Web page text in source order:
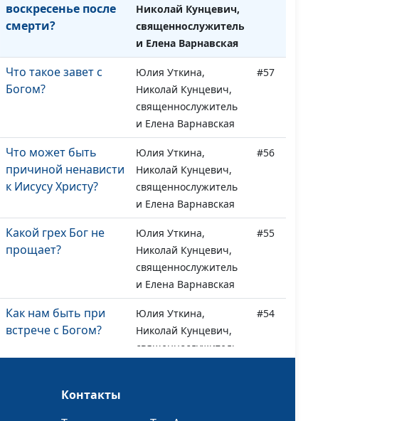
воскресенье после
смерти?
Николай Кунцевич,
священнослужитель
и Елена Варнавская
Что такое завет с
Богом?
Юлия Уткина,
Николай Кунцевич,
священнослужитель
и Елена Варнавская
#57
Что может быть
причиной ненависти
к Иисусу Христу?
Юлия Уткина,
Николай Кунцевич,
священнослужитель
и Елена Варнавская
#56
Какой грех Бог не
прощает?
Юлия Уткина,
Николай Кунцевич,
священнослужитель
и Елена Варнавская
#55
Как нам быть при
встрече с Богом?
Юлия Уткина,
Николай Кунцевич,
священнослужитель
#54
Как не потерять
Контакты